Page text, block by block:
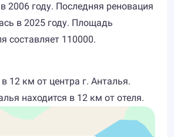
2006 году. Последняя реновация
в 2025 году. Площадь
составляет 110000.
12 км от центра г. Анталья.
находится в 12 км от отеля.